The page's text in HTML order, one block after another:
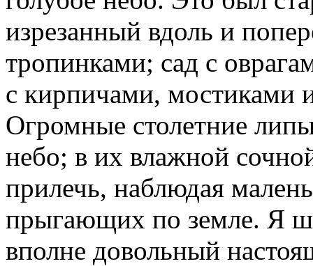
изрезанный вдоль и
тропинками; сад с
с кирпичами, мостиками
Огромные столетние
небо; в их влажной
прилечь, наблюдая
прыгающих по земле. Я
вполне довольный